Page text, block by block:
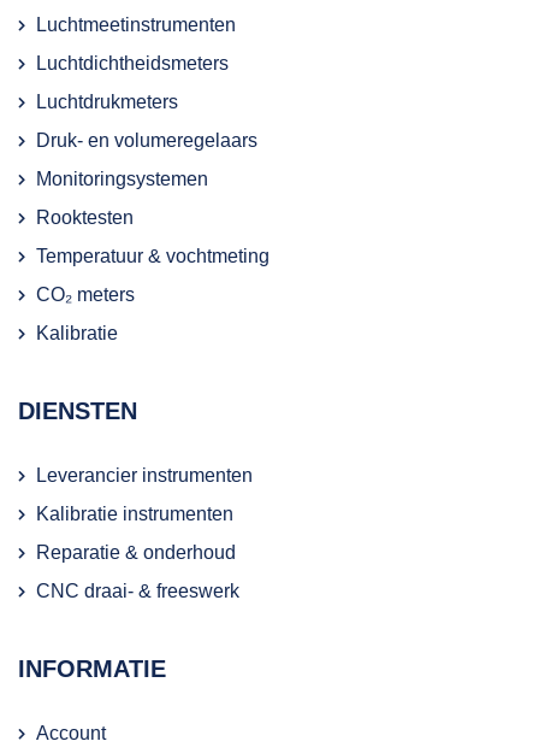
Luchtmeetinstrumenten
Luchtdichtheidsmeters
Luchtdrukmeters
Druk- en volumeregelaars
Monitoringsystemen
Rooktesten
Temperatuur & vochtmeting
CO₂ meters
Kalibratie
DIENSTEN
Leverancier instrumenten
Kalibratie instrumenten
Reparatie & onderhoud
CNC draai- & freeswerk
INFORMATIE
Account